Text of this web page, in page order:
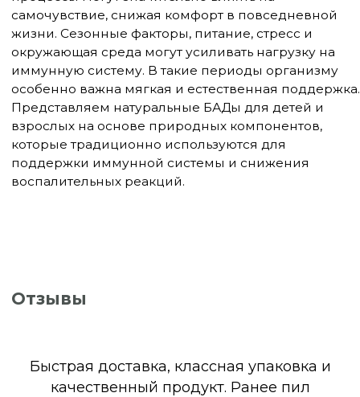
которые традиционно используются для
поддержки иммунной системы и снижения
воспалительных реакций.
Отзывы
Быстрая доставка, классная упаковка и
качественный продукт. Ранее пил
Ответы на вопросы